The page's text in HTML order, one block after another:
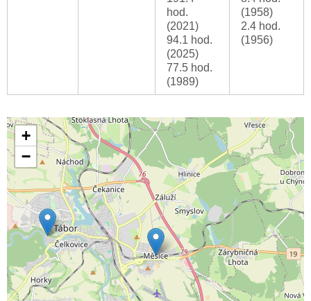
hod.
(2021)
94.1 hod.
(2025)
77.5 hod.
(1989)
(1958)
2.4 hod.
(1956)
+
−